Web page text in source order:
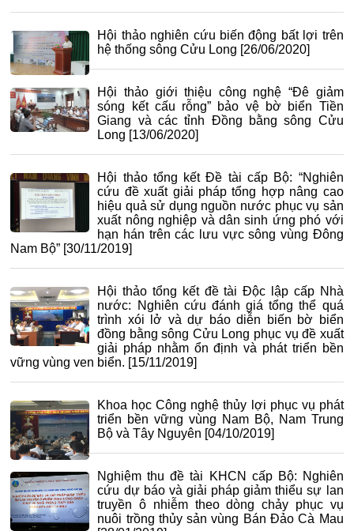
Hội thảo nghiên cứu biến động bất lợi trên
hệ thống sông Cửu Long [26/06/2020]
Hội thảo giới thiệu công nghệ “Đê giảm
sóng kết cấu rỗng” bảo vệ bờ biển Tiền
Giang và các tỉnh Đồng bằng sông Cửu
Long [13/06/2020]
Hội thảo tổng kết Đề tài cấp Bộ: “Nghiên
cứu đề xuất giải pháp tổng hợp nâng cao
hiệu quả sử dụng nguồn nước phục vụ sản
xuất nông nghiệp và dân sinh ứng phó với
hạn hán trên các lưu vực sông vùng Đông
Nam Bộ” [30/11/2019]
Hội thảo tổng kết đề tài Độc lập cấp Nhà
nước: Nghiên cứu đánh giá tổng thể quá
trình xói lở và dự báo diễn biến bờ biển
đồng bằng sông Cửu Long phục vụ đề xuất
giải pháp nhằm ổn định và phát triển bền
vững vùng ven biển. [15/11/2019]
Khoa học Công nghệ thủy lợi phục vụ phát
triển bền vững vùng Nam Bộ, Nam Trung
Bộ và Tây Nguyên [04/10/2019]
Nghiệm thu đề tài KHCN cấp Bộ: Nghiên
cứu dự báo và giải pháp giảm thiểu sự lan
truyền ô nhiễm theo dòng chảy phục vụ
nuôi trồng thủy sản vùng Bán Đảo Cà Mau